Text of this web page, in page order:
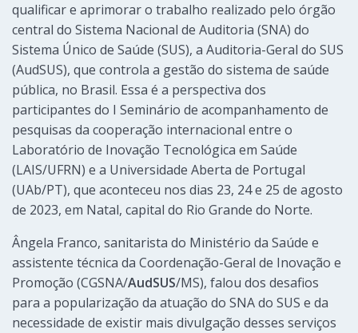
qualificar e aprimorar o trabalho realizado pelo órgão
central do Sistema Nacional de Auditoria (SNA) do
Sistema Único de Saúde (SUS), a Auditoria-Geral do SUS
(AudSUS), que controla a gestão do sistema de saúde
pública, no Brasil. Essa é a perspectiva dos
participantes do I Seminário de acompanhamento de
pesquisas da cooperação internacional entre o
Laboratório de Inovação Tecnológica em Saúde
(LAIS/UFRN) e a Universidade Aberta de Portugal
(UAb/PT), que aconteceu nos dias 23, 24 e 25 de agosto
de 2023, em Natal, capital do Rio Grande do Norte.
Ângela Franco, sanitarista do Ministério da Saúde e
assistente técnica da Coordenação-Geral de Inovação e
Promoção (CGSNA/AudSUS/MS), falou dos desafios
para a popularização da atuação do SNA do SUS e da
necessidade de existir mais divulgação desses serviços